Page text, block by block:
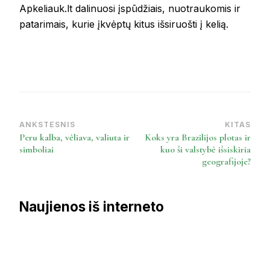
Apkeliauk.lt dalinuosi įspūdžiais, nuotraukomis ir
patarimais, kurie įkvėptų kitus išsiruošti į kelią.
Post
Navigation
ANKSTESNIS
Peru kalba, vėliava, valiuta ir
simboliai
KITAS
Koks yra Brazilijos plotas ir
kuo ši valstybė išsiskiria
geografijoje?
Naujienos iš interneto